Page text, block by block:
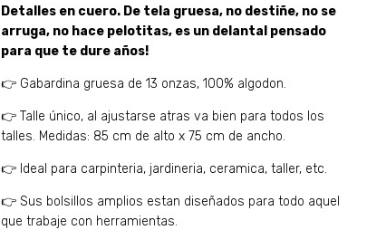
Detalles en cuero. De tela gruesa, no destiñe, no se
arruga, no hace pelotitas, es un delantal pensado
para que te dure años!
👉 Gabardina gruesa de 13 onzas, 100% algodon.
👉 Talle único, al ajustarse atras va bien para todos los
talles. Medidas: 85 cm de alto x 75 cm de ancho.
👉 Ideal para carpinteria, jardineria, ceramica, taller, etc.
👉 Sus bolsillos amplios estan diseñados para todo aquel
que trabaje con herramientas.